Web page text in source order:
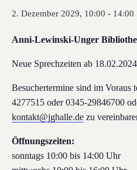
2. Dezember 2029, 10:00 - 14:00
Anni-Lewinski-Unger
Neue Sprechzeiten ab
Besuchertermine sind im Voraus
4277515 oder 0345-29846700
kontakt@jghalle.de zu
Öffnungszeiten:
sonntags 10:00 bis 14:00 Uhr